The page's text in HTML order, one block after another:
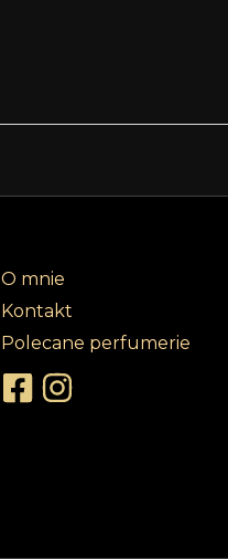
O mnie
Kontakt
Polecane perfumerie